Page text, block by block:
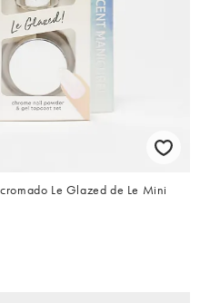
Le Glazed de Le Mini